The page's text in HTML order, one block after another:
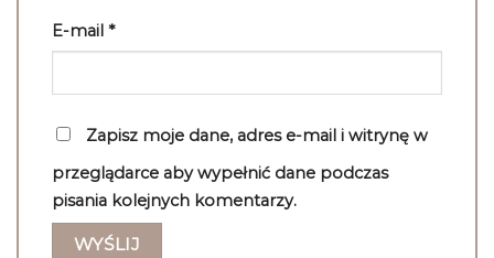
E-mail *
Zapisz moje dane, adres e-mail i witrynę w
przeglądarce aby wypełnić dane podczas
pisania kolejnych komentarzy.